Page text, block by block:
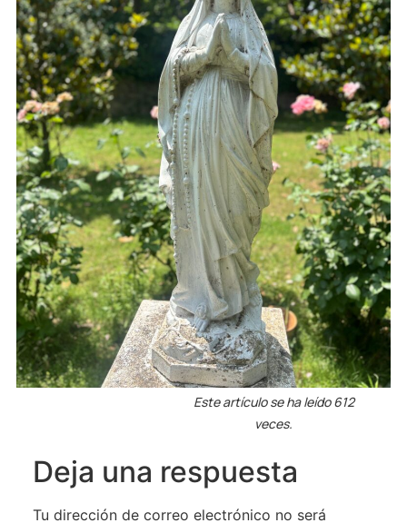
Este artículo se ha leído 612
veces.
Deja una respuesta
Tu dirección de correo electrónico no será